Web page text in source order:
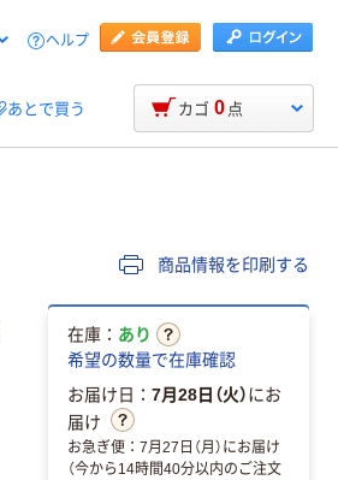
ヘルプ
あとで買う カゴ 0 点
商品情報を印刷する
在庫： あり
希望の数量で在庫確認
お届け日： 7月28日（火）にお
届け
お急ぎ便：7月27日（月）にお届け
（今から14時間40分以内のご注文